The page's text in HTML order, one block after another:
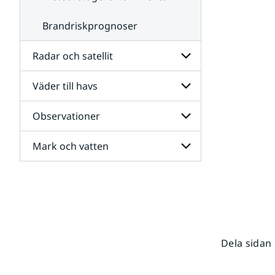
Brandriskprognoser
Radar och satellit
Undersidor
för
Radar
och
satellit
Väder till havs
Undersidor
för
Väder
till
havs
Observationer
Undersidor
för
Mark och vatten
Dela sidan